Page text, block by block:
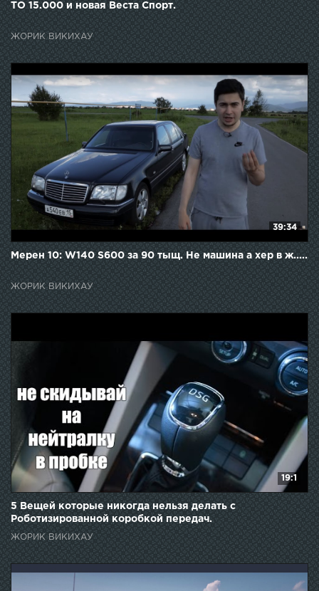
ТО 15.000 и новая Веста Спорт.
ЖОРИК ВИКИХАУ
39:34
Мерен 10: W140 S600 за 90 тыщ. Не машина а хер в ж.....
ЖОРИК ВИКИХАУ
19:1
5 Вещей которые никогда нельзя делать с
Роботизированной коробкой передач.
ЖОРИК ВИКИХАУ